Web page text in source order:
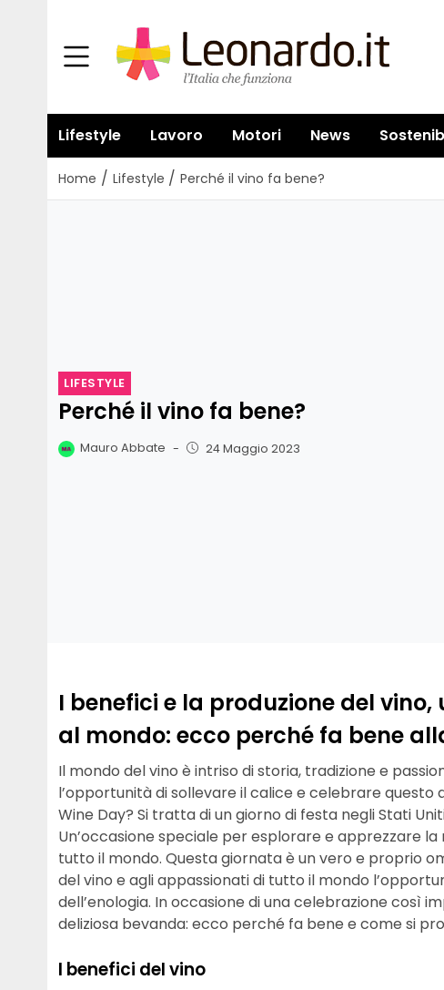
Lifestyle Lavoro Motori News
Home / Lifestyle / Perché il vino fa bene?
LIFESTYLE
Perché il vino fa bene?
Mauro Abbate - 24 Maggio 2023
I benefici e la produzione del
al mondo: ecco perché fa bene
Il mondo del vino è intriso di storia, tradizione e
l’opportunità di sollevare il calice e celebrare questo
Wine Day? Si tratta di un giorno di festa negli Stati
Un’occasione speciale per esplorare e apprezzare
tutto il mondo. Questa giornata è un vero e proprio
del vino e agli appassionati di tutto il mondo
dell’enologia. In occasione di una celebrazione così
deliziosa bevanda: ecco perché fa bene e come si
I benefici del vino